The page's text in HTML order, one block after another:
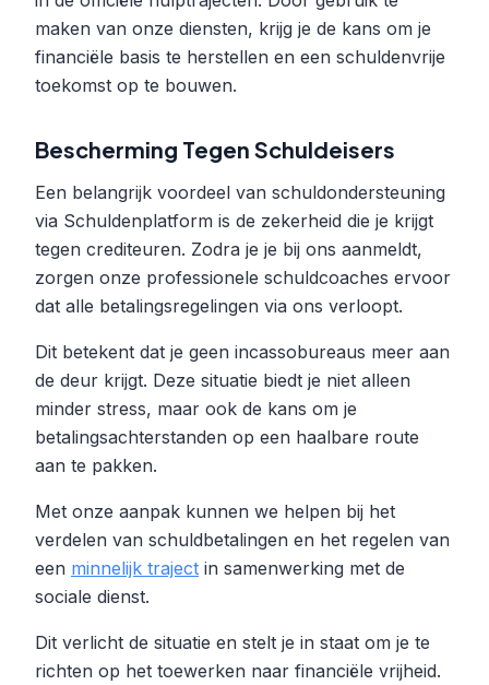
maken van onze diensten, krijg je de kans om je
financiële basis te herstellen en een schuldenvrije
toekomst op te bouwen.
Bescherming Tegen Schuldeisers
Een belangrijk voordeel van schuldondersteuning
via Schuldenplatform is de zekerheid die je krijgt
tegen crediteuren. Zodra je je bij ons aanmeldt,
zorgen onze professionele schuldcoaches ervoor
dat alle betalingsregelingen via ons verloopt.
Dit betekent dat je geen incassobureaus meer aan
de deur krijgt. Deze situatie biedt je niet alleen
minder stress, maar ook de kans om je
betalingsachterstanden op een haalbare route
aan te pakken.
Met onze aanpak kunnen we helpen bij het
verdelen van schuldbetalingen en het regelen van
een minnelijk traject in samenwerking met de
sociale dienst.
Dit verlicht de situatie en stelt je in staat om je te
richten op het toewerken naar financiële vrijheid.